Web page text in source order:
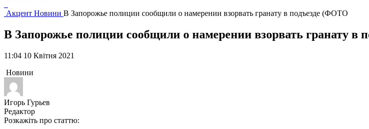
Акцент Новини В Запорожье полиции сообщили о намерении взорвать гранату в подъезде (ФОТО
В Запорожье полиции сообщили о намерении взорвать гранату в
11:04 10 Квітня 2021
Новини
Игорь Гурьев
Редактор
Розкажіть про статтю: